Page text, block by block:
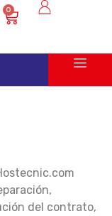
0
del contrato,